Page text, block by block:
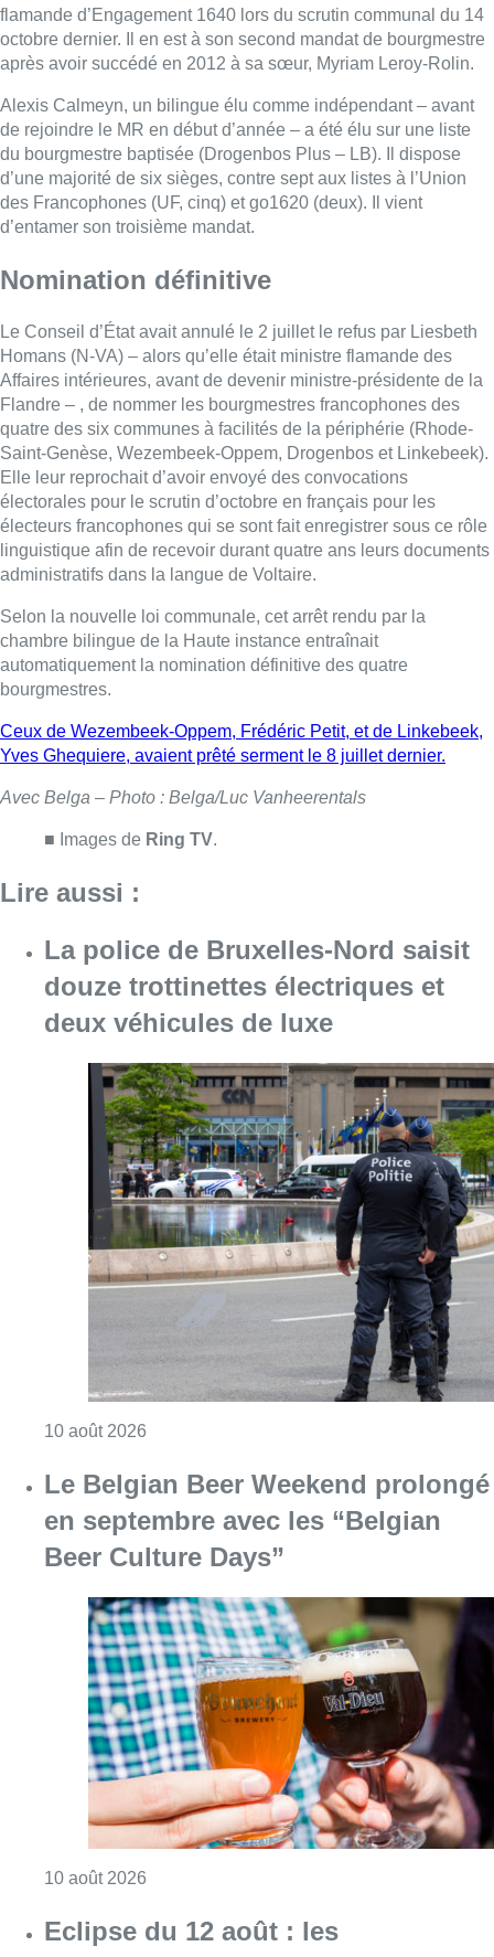
Le Conseil d’État avait annulé le 2 juillet le refus par Liesbeth
Homans (N-VA) – alors qu’elle était ministre flamande des
Flandre – , de nommer les bourgmestres francophones des
quatre des six communes à facilités de la périphérie (Rhode-
Saint-Genèse, Wezembeek-Oppem, Drogenbos et Linkebeek).
Elle leur reprochait d’avoir envoyé des convocations
électorales pour le scrutin d’octobre en français pour les
électeurs francophones qui se sont fait enregistrer sous ce rôle
administratifs dans la langue de Voltaire.
Selon la nouvelle loi communale, cet arrêt rendu par la
chambre bilingue de la Haute instance entraînait
automatiquement la nomination définitive des quatre
bourgmestres.
Ceux de Wezembeek-Oppem, Frédéric Petit, et de Linkebeek,
Yves Ghequiere, avaient prêté serment le 8 juillet dernier.
Avec Belga – Photo : Belga/Luc Vanheerentals
■ Images deRing TV.
La police de Bruxelles-Nord saisit
douze trottinettes électriques et
deux véhicules de luxe
10 août 2026Consulter l'article "La police de Bruxelles-
Le Belgian Beer Weekend prolongé
en septembre avec les “Belgian
Beer Culture Days”
Eclipse du 12 août : les
gestionnaires de réseau se sont
préparés à l’impact sur la
production